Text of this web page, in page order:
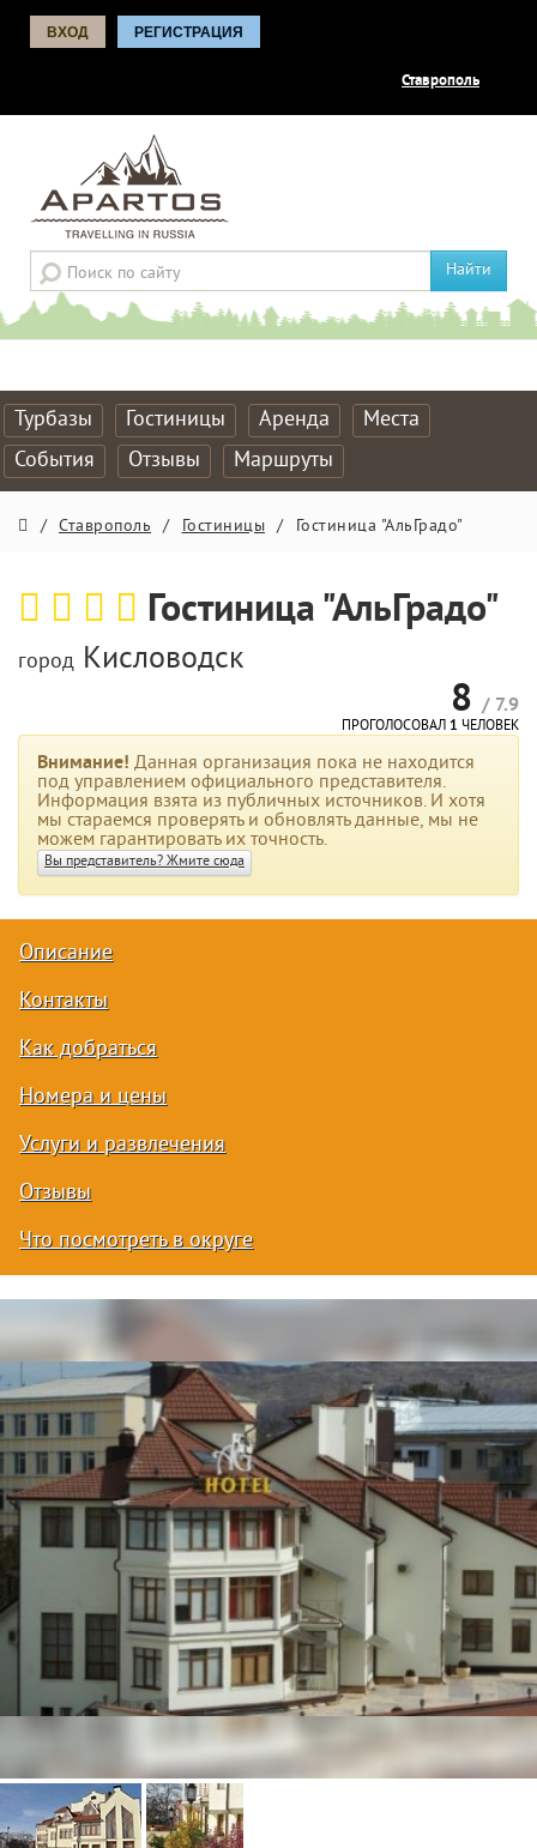
ВХОД РЕГИСТРАЦИЯ
Ставрополь
Найти
Турбазы Гостиницы Аренда
Места
События
Отзывы Маршруты
/ Ставрополь / Гостиницы / Гостиница "АльГрадо"
Гостиница "АльГрадо"
город Кисловодск
8 / 7.9
ПРОГОЛОСОВАЛ 1 ЧЕЛОВЕК
Внимание! Данная организация пока не находится
под управлением официального представителя.
Информация взята из публичных источников. И хотя
мы стараемся проверять и обновлять данные, мы не
можем гарантировать их точность.
Вы представитель? Жмите сюда
Описание
Контакты
Как добраться
Номера и цены
Услуги и развлечения
Отзывы
Что посмотреть в округе